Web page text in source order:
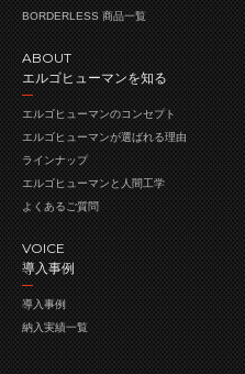
BORDERLESS 商品一覧
ABOUT
エルゴヒューマンを知る
エルゴヒューマンのコンセプト
エルゴヒューマンが選ばれる理由
ラインナップ
エルゴヒューマンと人間工学
よくあるご質問
VOICE
導入事例
導入事例
納入実績一覧